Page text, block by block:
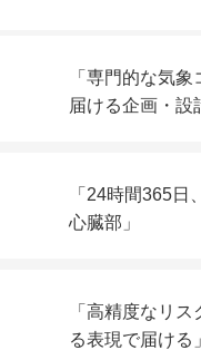
「専門的な気
届ける企画・設
生放送の「ウェザー
この瞬間」の情報は
「24時間365
心臓部」
象・地象・水象・宙
「高精度なリ
る表現で届ける」